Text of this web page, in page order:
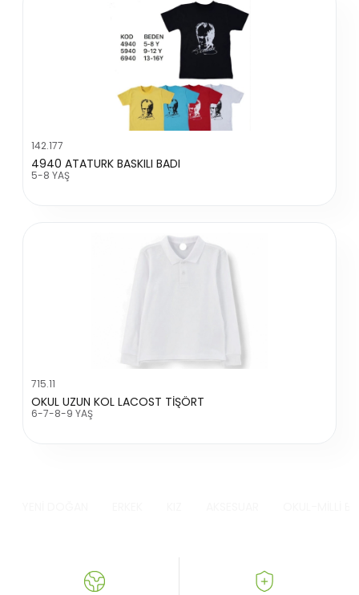
142.177
4940 ATATURK BASKILI BADI
5-8 YAŞ
715.11
OKUL UZUN KOL LACOST TİŞÖRT
6-7-8-9 YAŞ